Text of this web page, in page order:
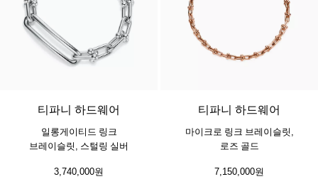
티파니 하드웨어
일롱게이티드 링크
브레이슬릿, 스털링 실버
3,740,000원
티파니 하드웨어
마이크로 링크 브레이슬릿,
로즈 골드
7,150,000원